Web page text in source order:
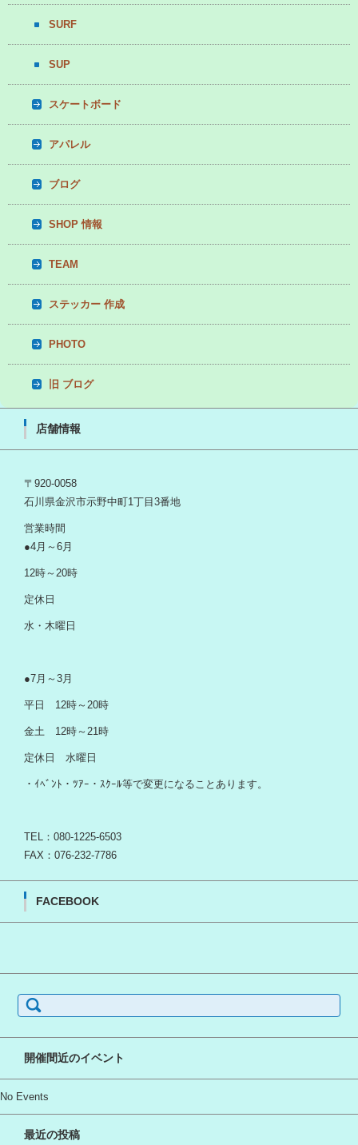
SURF
SUP
スケートボード
アパレル
ブログ
SHOP 情報
TEAM
ステッカー 作成
PHOTO
旧 ブログ
店舗情報
〒920-0058
石川県金沢市示野中町1丁目3番地
営業時間
●4月～6月
12時～20時
定休日
水・木曜日
●7月～3月
平日 12時～20時
金土 12時～21時
定休日 水曜日
・ｲﾍﾞﾝﾄ・ﾂｱｰ・ｽｸｰﾙ等で変更になることあります。
TEL：080-1225-6503
FAX：076-232-7786
FACEBOOK
索:
開催間近のイベント
No Events
最近の投稿